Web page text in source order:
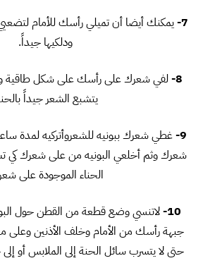
7- يمكنك أيضا أن تميلي رأسك للأمام
ودلكيها جيداً.
8- لفي شعرك على رأسك على شكل طاقية
يتشبع الشعر جيداً
9- غطي شعرك ببونيه للشعروأتركيه لمدة
شعرك وثم أخلعي البونيه من على شعرك كي
الحناء الموجودة على
10- لاتنسي وضع قطعة من القطن حول
جبهة رأسك من الأمام وخلف الأذنين وعلى
حتى لا يتسرب سائل الحنة إلى الملابس أو